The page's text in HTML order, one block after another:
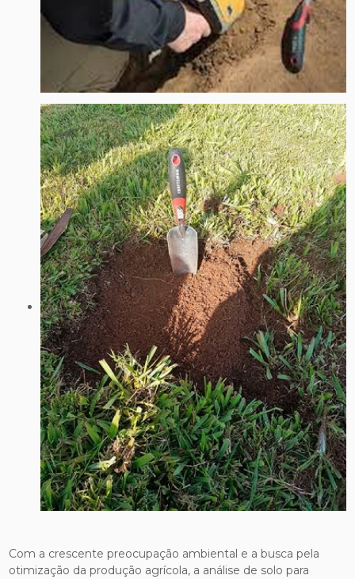
Com a crescente preocupação ambiental e a busca pela
otimização da produção agrícola, a análise de solo para